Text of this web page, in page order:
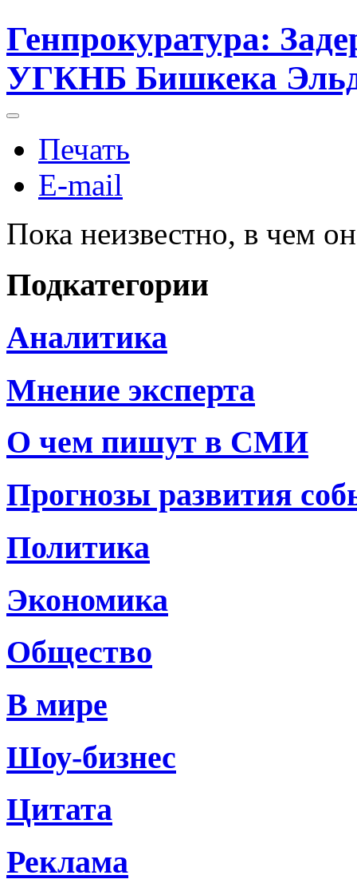
Генпрокуратура:
УГКНБ Бишкека
Печать
E-mail
Пока неизвестно, в чем
Подкатегории
Аналитика
Мнение эксперта
О чем пишут в СМИ
Прогнозы развития
Политика
Экономика
Общество
В мире
Шоу-бизнес
Цитата
Реклама